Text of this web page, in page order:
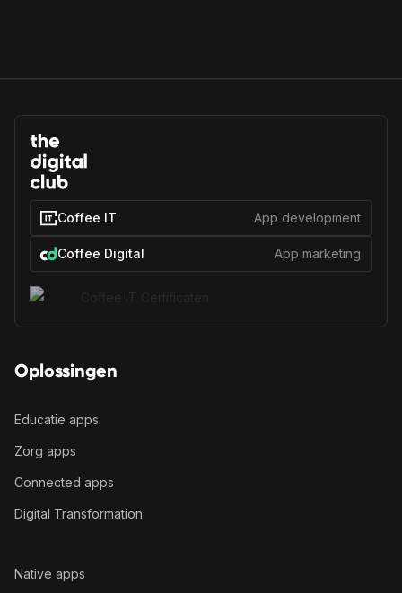
Oplossingen
Educatie apps
Zorg apps
Connected apps
Digital Transformation
Native apps
Coffee IT App development
Coffee Digital App marketing